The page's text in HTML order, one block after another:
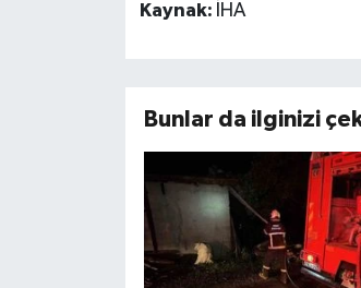
Kaynak: İHA
Bunlar da ilginizi